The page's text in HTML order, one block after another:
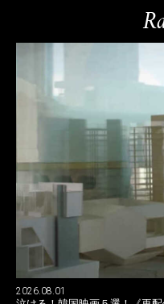
2026.08.01